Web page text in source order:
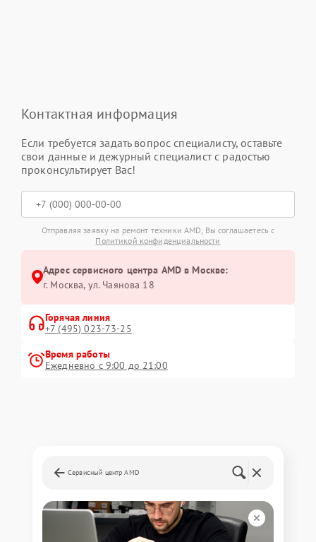
Контактная информация
Если требуется задать вопрос специалисту, оставьте
свои данные и дежурный специалист с радостью
проконсультирует Вас!
Отправляя заявку на ремонт техники AMD, Вы соглашаетесь с
Политикой конфиденциальности
Адрес сервисного центра AMD в Москве:
г. Москва, ул. Чаянова 18
Горячая линия
+7 (495) 023-73-25
Время работы
Ежедневно с 9:00 до 21:00
Сервисный центр AMD